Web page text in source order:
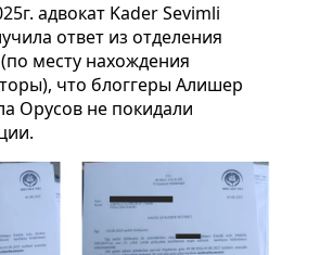
адвокат Kader Sevimli
ответ из отделения
месту нахождения
что блоггеры Алишер
Орусов не покидали